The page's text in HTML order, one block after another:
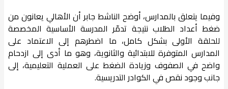
وفيما يتعلق بالمدارس، أوضح الناشط جابر أن الأهالي يعانون من
ضغط أعداد الطلاب نتيجة تدمّر المدرسة الأساسية المخصصة
للحلقة الأولى بشكل كامل، ما اضطرهم إلى الاعتماد على
المدارس المتوفرة للابتدائية والثانوية، وهو ما أدى إلى ازدحام
واضح في الصفوف وزيادة الضغط على العملية التعليمية، إلى
جانب وجود نقص في الكوادر التدريسية.